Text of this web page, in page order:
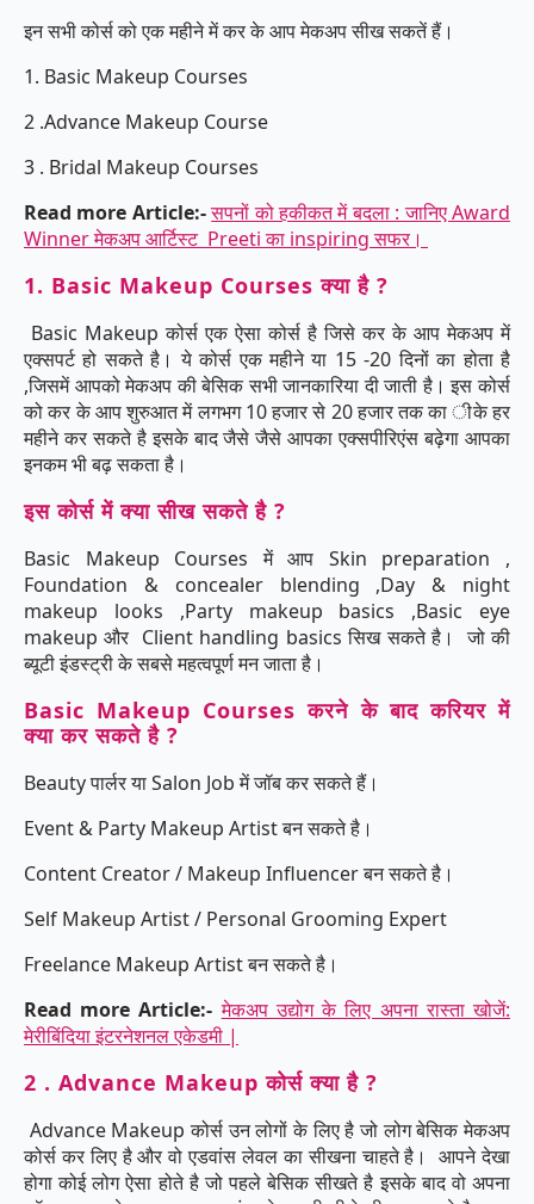
इन सभी कोर्स को एक महीने में कर के आप मेकअप सीख सकतें हैं।
1. Basic Makeup Courses
2 .Advance Makeup Course
3 . Bridal Makeup Courses
Read more Article:-सपनों को हकीकत में बदला : जानिए Award
Winner मेकअप आर्टिस्ट Preeti का inspiring सफर।
1. Basic Makeup Courses क्या है ?
Basic Makeup कोर्स एक ऐसा कोर्स है जिसे कर के आप मेकअप में
एक्सपर्ट हो सकते है। ये कोर्स एक महीने या 15 -20 दिनों का होता है
,जिसमें आपको मेकअप की बेसिक सभी जानकारिया दी जाती है। इस कोर्स
को कर के आप शुरुआत में लगभग 10 हजार से 20 हजार तक का ीके हर
महीने कर सकते है इसके बाद जैसे जैसे आपका एक्सपीरिएंस बढ़ेगा आपका
इनकम भी बढ़ सकता है।
इस कोर्स में क्या सीख सकते है ?
Basic Makeup Courses में आप Skin preparation ,
Foundation & concealer blending ,Day & night
makeup looks ,Party makeup basics ,Basic eye
makeup और Client handling basics सिख सकते है। जो की
ब्यूटी इंडस्ट्री के सबसे महत्वपूर्ण मन जाता है।
Basic Makeup Courses करने के बाद करियर में
क्या कर सकते है ?
Beauty पार्लर या Salon Job में जॉब कर सकते हैं।
Event & Party Makeup Artist बन सकते है।
Content Creator / Makeup Influencer बन सकते है।
Self Makeup Artist / Personal Grooming Expert
Freelance Makeup Artist बन सकते है।
Read more Article:-मेकअप उद्योग के लिए अपना रास्ता खोजें:
मेरीबिंदिया इंटरनेशनल एकेडमी |
2 . Advance Makeup कोर्स क्या है ?
Advance Makeup कोर्स उन लोगों के लिए है जो लोग बेसिक मेकअप
कोर्स कर लिए है और वो एडवांस लेवल का सीखना चाहते है। आपने देखा
होगा कोई लोग ऐसा होते है जो पहले बेसिक सीखते है इसके बाद वो अपना